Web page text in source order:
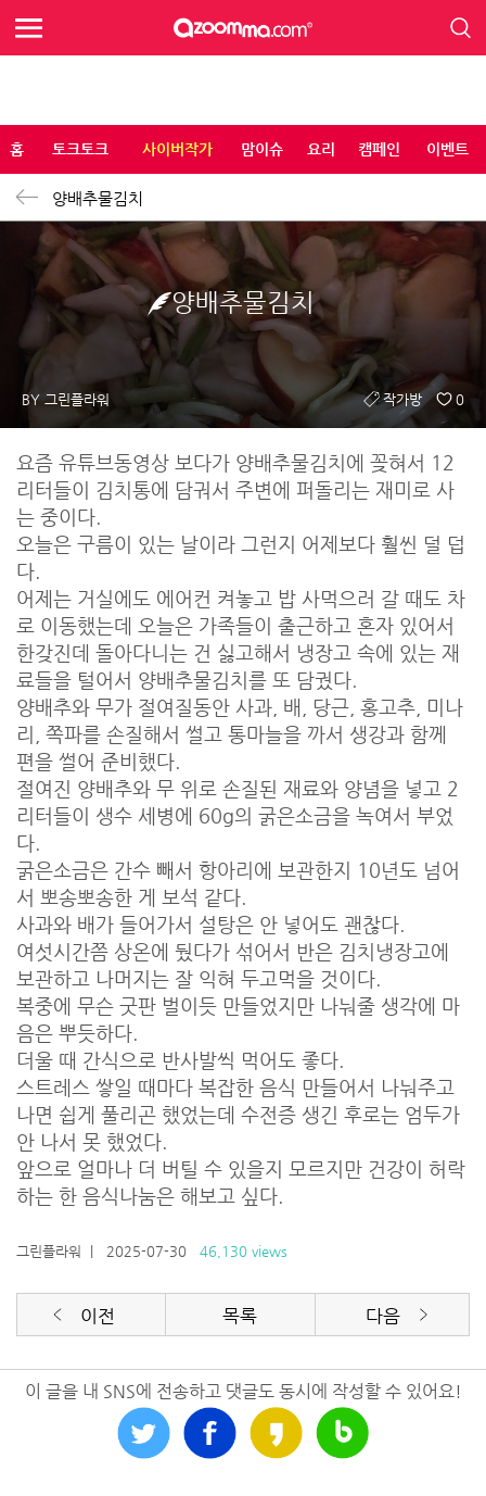
홈 토크토크 사이버작가 맘이슈 요리 캠페인 이벤트
양배추물김치
양배추물김치
BY 그린플라워 0
작가방
요즘 유튜브동영상 보다가 양배추물김치에 꽂혀서 12
리터들이 김치통에 담궈서 주변에 퍼돌리는 재미로 사
는 중이다.
오늘은 구름이 있는 날이라 그런지 어제보다 훨씬 덜 덥
다.
어제는 거실에도 에어컨 켜놓고 밥 사먹으러 갈 때도 차
로 이동했는데 오늘은 가족들이 출근하고 혼자 있어서
한갖진데 돌아다니는 건 싫고해서 냉장고 속에 있는 재
료들을 털어서 양배추물김치를 또 담궜다.
양배추와 무가 절여질동안 사과, 배, 당근, 홍고추, 미나
리, 쪽파를 손질해서 썰고 통마늘을 까서 생강과 함께
편을 썰어 준비했다.
절여진 양배추와 무 위로 손질된 재료와 양념을 넣고 2
리터들이 생수 세병에 60g의 굵은소금을 녹여서 부었
다.
굵은소금은 간수 빼서 항아리에 보관한지 10년도 넘어
서 뽀송뽀송한 게 보석 같다.
사과와 배가 들어가서 설탕은 안 넣어도 괜찮다.
여섯시간쯤 상온에 뒀다가 섞어서 반은 김치냉장고에
보관하고 나머지는 잘 익혀 두고먹을 것이다.
복중에 무슨 굿판 벌이듯 만들었지만 나눠줄 생각에 마
음은 뿌듯하다.
더울 때 간식으로 반사발씩 먹어도 좋다.
스트레스 쌓일 때마다 복잡한 음식 만들어서 나눠주고
나면 쉽게 풀리곤 했었는데 수전증 생긴 후로는 엄두가
안 나서 못 했었다.
앞으로 얼마나 더 버틸 수 있을지 모르지만 건강이 허락
하는 한 음식나눔은 해보고 싶다.
그린플라워 | 2025-07-30 46,130 views
이전 목록 다음
이 글을 내 SNS에 전송하고 댓글도 동시에 작성할 수 있어요!